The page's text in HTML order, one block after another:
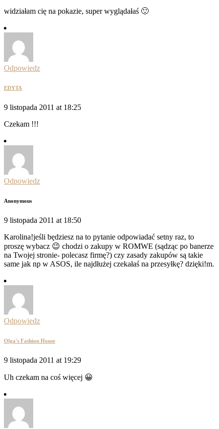
widziałam cię na pokazie, super wyglądałaś 🙂
Odpowiedz
EDYTA
9 listopada 2011 at 18:25
Czekam !!!
Odpowiedz
Anonymous
9 listopada 2011 at 18:50
Karolina!jeśli będziesz na to pytanie odpowiadać setny raz, to
proszę wybacz 😉 chodzi o zakupy w ROMWE (sądząc po banerze
na Twojej stronie- polecasz firmę?) czy zasady zakupów są takie
same jak np w ASOS, ile najdłużej czekałaś na przesyłkę? dzięki!m.
Odpowiedz
Olga's Fashion House
9 listopada 2011 at 19:29
Uh czekam na coś więcej 😀